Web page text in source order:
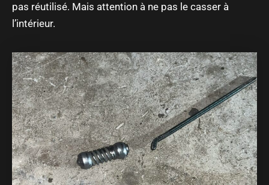
pas réutilisé. Mais attention à ne pas le casser à
l’intérieur.